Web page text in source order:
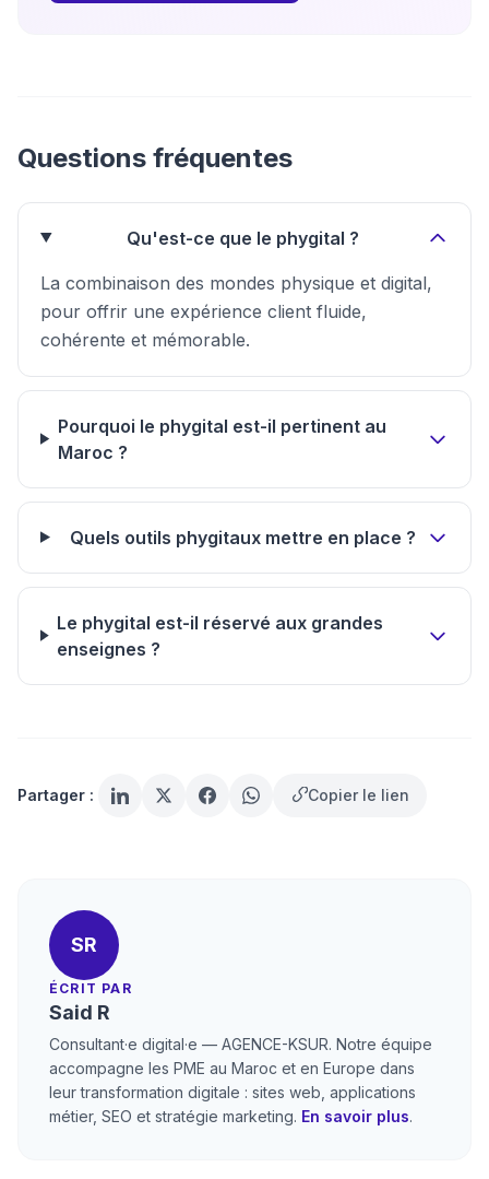
Questions fréquentes
Qu'est-ce que le phygital ?
La combinaison des mondes physique et digital,
pour offrir une expérience client fluide,
cohérente et mémorable.
Pourquoi le phygital est-il pertinent au
Maroc ?
Quels outils phygitaux mettre en place ?
Le phygital est-il réservé aux grandes
enseignes ?
Partager : Copier le lien
SR
ÉCRIT PAR
Said R
Consultant·e digital·e — AGENCE-KSUR. Notre équipe
accompagne les PME au Maroc et en Europe dans
leur transformation digitale : sites web, applications
métier, SEO et stratégie marketing. En savoir plus.